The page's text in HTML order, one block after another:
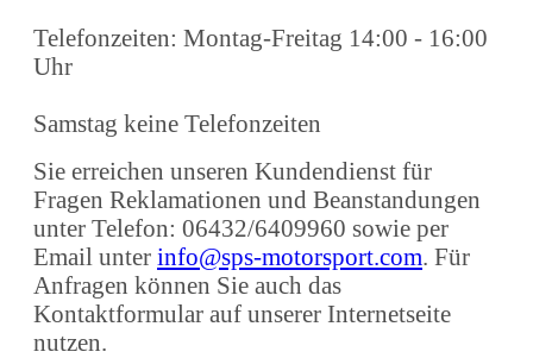
Telefonzeiten: Montag-Freitag 14:00 - 16:00
Uhr
Samstag keine Telefonzeiten
Sie erreichen unseren Kundendienst für
Fragen Reklamationen und Beanstandungen
unter Telefon: 06432/6409960 sowie per
Email unter info@sps-motorsport.com. Für
Anfragen können Sie auch das
Kontaktformular auf unserer Internetseite
nutzen.